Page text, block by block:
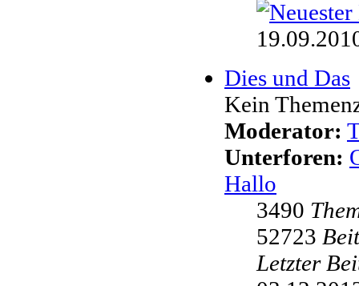
Dies und Das
Kein
Moderator:
Unterforen:
Hallo
3490
52723
Letzter